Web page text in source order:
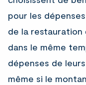
pour les
de la restauration
dans le même
dépenses de
même si le